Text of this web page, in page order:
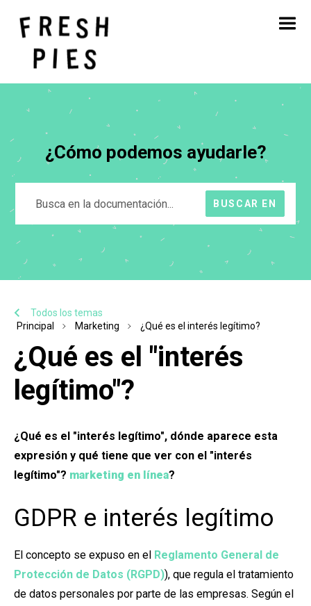
Inicio
Acerca de
Qué hacemos
Nuestro trabajo
¿Cómo podemos ayudarle?
BUSCAR EN
Todos los temas
Principal
Marketing ¿Qué es el interés legítimo?
¿Qué es el "interés
legítimo"?
¿Qué es el "interés legítimo", dónde aparece esta
expresión y qué tiene que ver con el "interés
legítimo"? marketing en línea?
GDPR e interés legítimo
El concepto se expuso en el Reglamento General de
Protección de Datos (RGPD)), que regula el tratamiento
de datos personales por parte de las empresas. Según el